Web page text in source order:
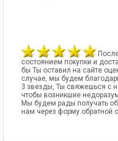
состоянием покупки и
бы Ты оставил на сайте
случае, мы будем
3 звезды, Ты свяжешься с
чтобы возникшие
Мы будем рады получать
нам через форму обратной